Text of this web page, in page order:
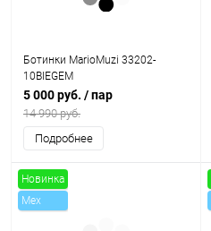
Ботинки MarioMuzi 33202-
10BIEGEM
5 000 руб. / пар
14 990 руб.
Подробнее
Новинка
Mex